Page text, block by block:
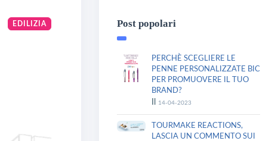
EDILIZIA Post popolari
PERCHÈ SCEGLIERE LE
PENNE PERSONALIZZATE BIC
PER PROMUOVERE IL TUO
BRAND?
14-04-2023
TOURMAKE REACTIONS,
LASCIA UN COMMENTO SUI